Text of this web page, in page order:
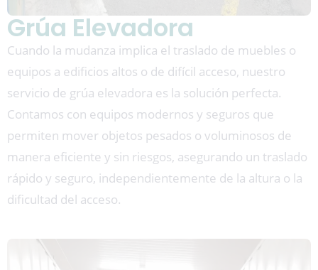
Grúa Elevadora
Cuando la mudanza implica el traslado de muebles o
equipos a edificios altos o de difícil acceso, nuestro
servicio de grúa elevadora es la solución perfecta.
Contamos con equipos modernos y seguros que
permiten mover objetos pesados o voluminosos de
manera eficiente y sin riesgos, asegurando un traslado
rápido y seguro, independientemente de la altura o la
dificultad del acceso.